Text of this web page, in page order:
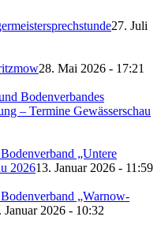
27. Juli
28. Mai 2026 - 17:21
Bodenverbandes
– Termine Gewässerschau
„Untere
202613. Januar 2026 - 11:59
„Warnow-
Januar 2026 - 10:32